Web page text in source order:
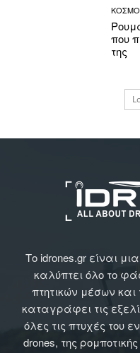
που
της
Το idrones.gr είναι
καλύπτει όλο το
πτητικών μέσων
καταγράφει τις
όλες τις πτυχές του
drones, της